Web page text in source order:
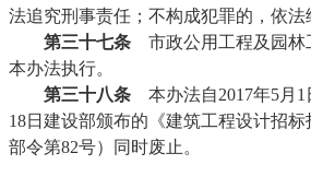
法追究刑事责任；不构成犯罪的，依法
第三十七条 市政公用工程及园林
本办法执行。
第三十八条 本办法自2017年5月1
18日建设部颁布的《建筑工程设计招
部令第82号）同时废止。